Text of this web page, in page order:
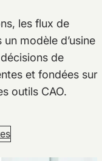
les flux de
modèle d’usine
de
et fondées sur
outils CAO.